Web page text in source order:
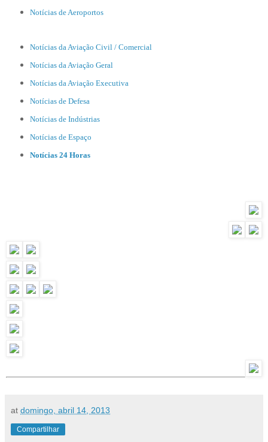
Notícias de Aeroportos
Notícias da Aviação Civil / Comercial
Notícias da Aviação Geral
Notícias da Aviação Executiva
Notícias de Defesa
Notícias de Indústrias
Notícias de Espaço
Notícias 24 Horas
at domingo, abril 14, 2013
Compartilhar